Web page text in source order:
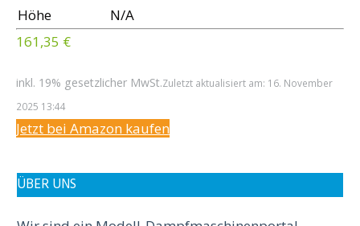
Höhe
N/A
161,35 €
inkl. 19% gesetzlicher MwSt.Zuletzt aktualisiert am: 16. November
2025 13:44
Jetzt bei Amazon kaufen
ÜBER UNS